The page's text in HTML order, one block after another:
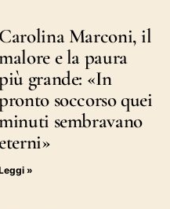
Carolina Marconi, il
e la paura
grande: «In
soccorso quei
sembravano
»